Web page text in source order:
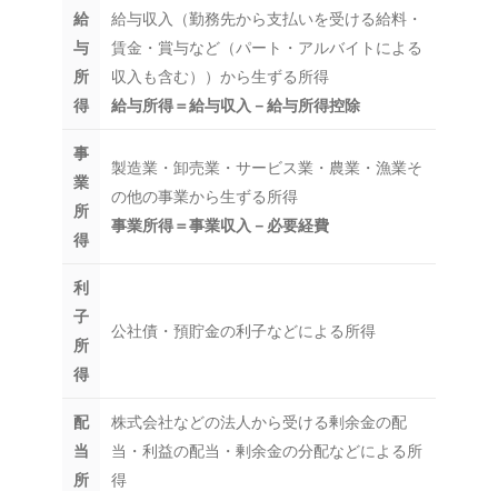
給
与
所
得
給与収入（勤務先から支払いを受ける給料・
賃金・賞与など（パート・アルバイトによる
収入も含む））から生ずる所得
給与所得＝給与収入－給与所得控除
事
業
所
得
製造業・卸売業・サービス業・農業・漁業そ
の他の事業から生ずる所得
事業所得＝事業収入－必要経費
利
子
所
得
公社債・預貯金の利子などによる所得
配
当
所
株式会社などの法人から受ける剰余金の配
当・利益の配当・剰余金の分配などによる所
得